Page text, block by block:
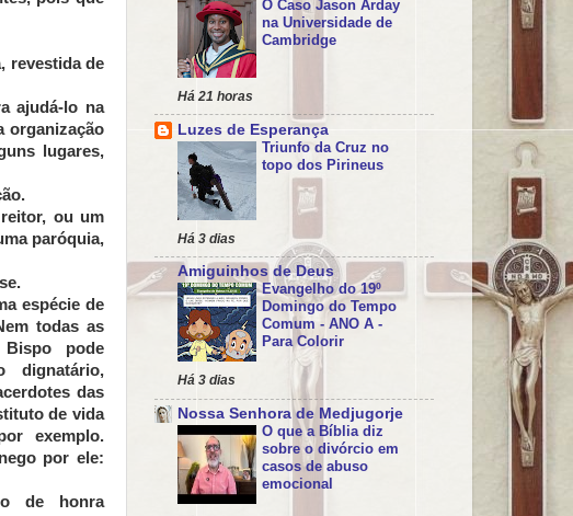
revestida de
ajudá-lo na
organização
lugares,
ou um
paróquia,
espécie de
todas as
pode
dignatário,
das
de vida
exemplo.
por ele:
de honra
O Caso Jason Arday
na Universidade de
Cambridge
Há 21 horas
Luzes de Esperança
Triunfo da Cruz no
topo dos Pirineus
Há 3 dias
Amiguinhos de Deus
Evangelho do 19º
Domingo do Tempo
Comum - ANO A -
Para Colorir
Há 3 dias
Nossa Senhora de Medjugorje
O que a Bíblia diz
sobre o divórcio em
casos de abuso
emocional